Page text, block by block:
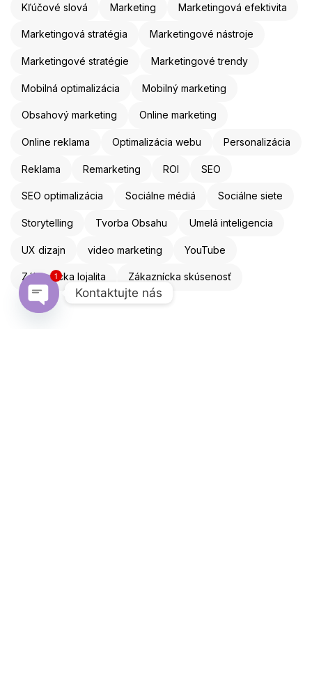
Kľúčové slová Marketing Marketingová efektivita
Marketingová stratégia Marketingové nástroje
Marketingové stratégie Marketingové trendy
Mobilná optimalizácia Mobilný marketing
Obsahový marketing Online marketing
Online reklama Optimalizácia webu Personalizácia
Reklama Remarketing ROI SEO
SEO optimalizácia Sociálne médiá Sociálne siete
Storytelling Tvorba Obsahu Umelá inteligencia
UX dizajn video marketing YouTube
Zákaznícka lojalita Zákaznícka skúsenosť
Kontaktujte nás
1